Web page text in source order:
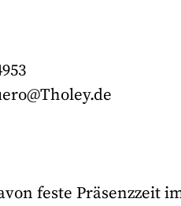
feste Präsenzzeit